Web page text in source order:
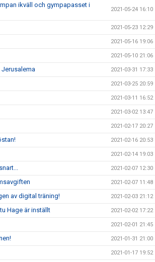
ikväll och gympapasset i
2021-05-24 16:10
2021-05-23 12:29
2021-05-16 19:06
2021-05-10 21:06
2021-03-31 17:33
2021-03-25 20:59
2021-03-11 16:52
2021-03-02 13:47
2021-02-17 20:27
2021-02-16 20:53
2021-02-14 19:03
2021-02-07 12:30
2021-02-07 11:48
av digital träning! 2021-02-03 21:12
Hage är inställt 2021-02-02 17:22
2021-02-01 21:45
2021-01-31 21:00
2021-01-17 19:52